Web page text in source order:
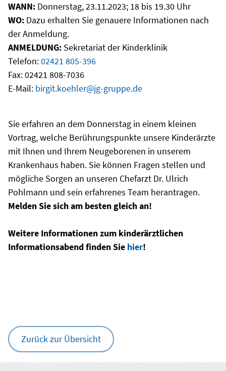
WANN: Donnerstag, 23.11.2023; 18 bis 19.30 Uhr
WO: Dazu erhalten Sie genauere Informationen nach
der Anmeldung.
ANMELDUNG: Sekretariat der Kinderklinik
Telefon:02421 805-396
Fax: 02421 808-7036
E-Mail: birgit.koehler@jg-gruppe.de
Sie erfahren an dem Donnerstag in einem kleinen
Vortrag, welche Berührungspunkte unsere Kinderärzte
mit Ihnen und Ihrem Neugeborenen in unserem
Krankenhaus haben. Sie können Fragen stellen und
mögliche Sorgen an unseren Chefarzt Dr. Ulrich
Pohlmann und sein erfahrenes Team herantragen.
Melden Sie sich am besten gleich an!
Weitere Informationen zum kinderärztlichen
Informationsabend finden Sie hier!
Zurück zur Übersicht